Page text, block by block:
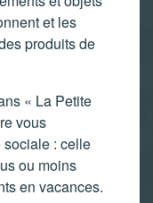
et les
produits de
« La Petite
vous
: celle
ou moins
en vacances.